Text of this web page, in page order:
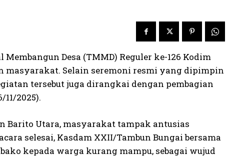
Desa (TMMD) Reguler ke-126 Kodim
masyarakat. Selain seremoni resmi yang dipimpin
tersebut juga dirangkai dengan pembagian
2025).
Barito Utara, masyarakat tampak antusias
selesai, Kasdam XXII/Tambun Bungai bersama
kepada warga kurang mampu, sebagai wujud